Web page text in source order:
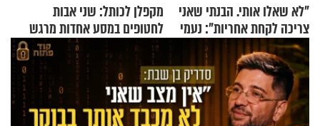
"לא שאלו אותי. הבנתי שאני
צריכה לקחת אחריות": נעמי
בנט בריאיון אישי
מקפלן לכותל: שני אבות
לחטופים במסע אחדות מרגש